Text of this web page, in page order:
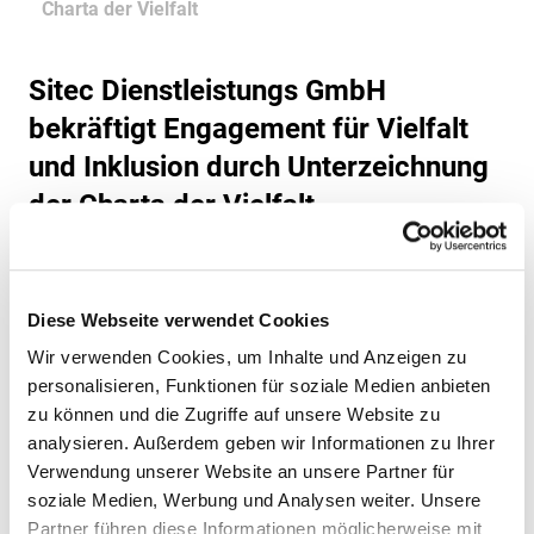
Diese Webseite verwendet Cookies
Wir verwenden Cookies, um Inhalte und Anzeigen zu
personalisieren, Funktionen für soziale Medien anbieten
zu können und die Zugriffe auf unsere Website zu
analysieren. Außerdem geben wir Informationen zu Ihrer
Verwendung unserer Website an unsere Partner für
soziale Medien, Werbung und Analysen weiter. Unsere
Partner führen diese Informationen möglicherweise mit
Hafensicherheit gem. ISPS-Code
Objekt- & Werkschutz
Sicherheit für die Luftfahrt
Sicherheit für KRITIS
VIP Service
Technische Sicherheit
Aufschalten Ihrer Alarmanlage
Digitaler Empfang
Drohnen
KWS Video Control
Alarmverfolgung / Interventionsdienst
Geld- & Werttransport
Mobile Baustellenbewachung
Revierstreifendienst
Weitere Dienstleistungen
Arbeitnehmerüberlassung
Arbeitsschutz
Betriebs- und Werkfeuerwehr
Consulting
Facility Management
Qualitätsmanagement
Grundsatzerklärung (LkSG)
Hinweisgeberportal (HinSchG und LkSG)
Ausbildung
Weiterbildung & Quereinstieg
Charta der Vielfalt
Sitec Dienstleistungs GmbH
bekräftigt Engagement für Vielfalt
und Inklusion durch Unterzeichnung
der Charta der Vielfalt
Kerpen, 13.11.2023
Die Sitec Dienstleistungs GmbH freut sich bekannt zu
geben, dass das Unternehmen offiziell die Charta der
Vielfalt unterzeichnet hat. Mit dieser Unterzeichnung
bekräftigt die Sitec Dienstleistungs GmbH ihr
Engagement für Vielfalt, Chancengleichheit und ein
diskriminierungsfreies Arbeitsumfeld.